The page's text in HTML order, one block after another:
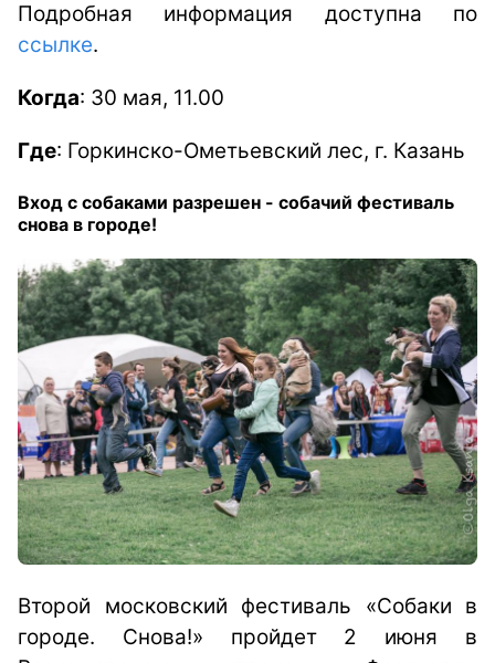
Подробная информация доступна по
ссылке.
Когда: 30 мая, 11.00
Где: Горкинско-Ометьевский лес, г. Казань
Вход с собаками разрешен - собачий фестиваль
снова в городе!
Второй московский фестиваль «Собаки в
городе. Снова!» пройдет 2 июня в